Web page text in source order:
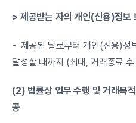
> 제공받는 자의 개인(신용)정보
-  제공된 날로부터 개인(신용)정
달성할 때까지 (최대, 거래종료
(2) 법률상 업무 수행 및 거래목
공